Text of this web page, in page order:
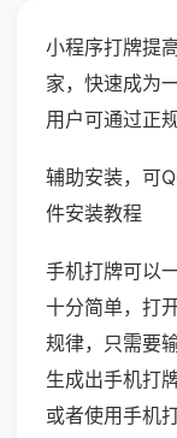
小程序打牌提
家，快速成为
用户可通过正
辅助安装，可
件安装教程
手机打牌可以
十分简单，打
规律，只需要
生成出手机打
或者使用手机